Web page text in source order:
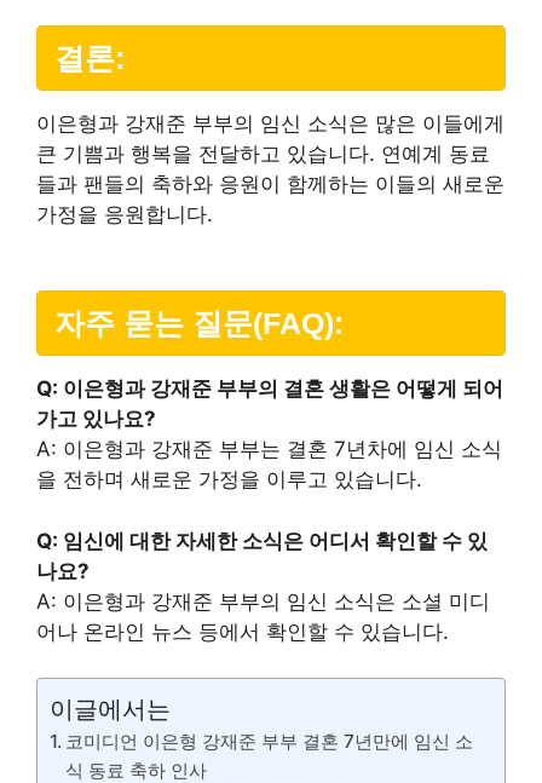
결론:
이은형과 강재준 부부의 임신 소식은 많은 이들에게
큰 기쁨과 행복을 전달하고 있습니다. 연예계 동료
들과 팬들의 축하와 응원이 함께하는 이들의 새로운
가정을 응원합니다.
자주 묻는 질문(FAQ):
Q: 이은형과 강재준 부부의 결혼 생활은 어떻게 되어
가고 있나요?
A: 이은형과 강재준 부부는 결혼 7년차에 임신 소식
을 전하며 새로운 가정을 이루고 있습니다.
Q: 임신에 대한 자세한 소식은 어디서 확인할 수 있
나요?
A: 이은형과 강재준 부부의 임신 소식은 소셜 미디
어나 온라인 뉴스 등에서 확인할 수 있습니다.
이글에서는
코미디언 이은형 강재준 부부 결혼 7년만에 임신 소
식 동료 축하 인사